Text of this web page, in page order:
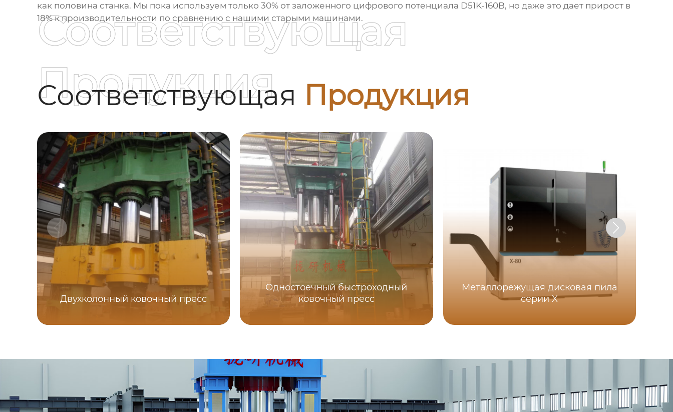
как половина станка. Мы пока используем только 30% от заложенного цифрового потенциала D51K-160B, но даже это дает прирост в
18% к производительности по сравнению с нашими старыми машинами.
Соответствующая Продукция
Соответствующая
Продукция
Двухколонный ковочный пресс
Одностоечный быстроходный
ковочный пресс
Металлорежущая дисковая пила
серии X